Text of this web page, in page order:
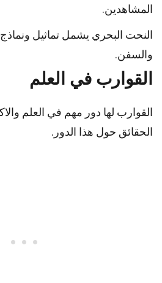
المشاهدين.
النحت البحري يشمل تماثيل
والسفن.
القوارب في العلم
القوارب لها دور مهم في العلم
الحقائق حول هذا الدور.